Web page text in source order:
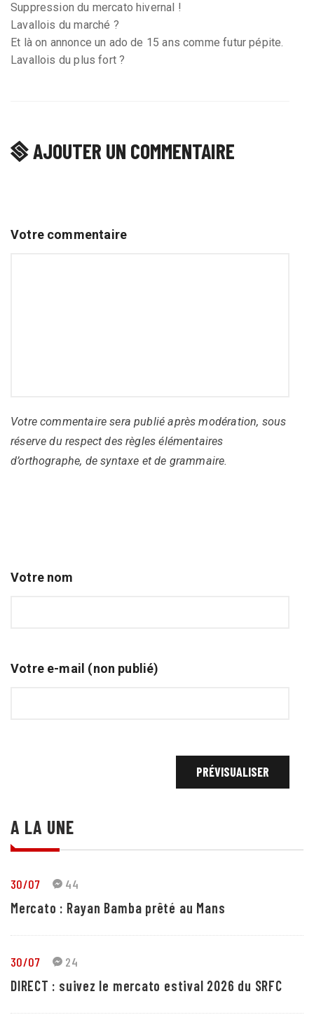
Suppression du mercato hivernal !
Lavallois du marché ?
Et là on annonce un ado de 15 ans comme futur pépite.
Lavallois du plus fort ?
AJOUTER UN COMMENTAIRE
Votre commentaire
Votre commentaire sera publié après modération, sous
réserve du respect des règles élémentaires
d’orthographe, de syntaxe et de grammaire.
Votre nom
Votre e-mail (non publié)
A LA UNE
30/07 44
Mercato : Rayan Bamba prêté au Mans
30/07 24
DIRECT : suivez le mercato estival 2026 du SRFC